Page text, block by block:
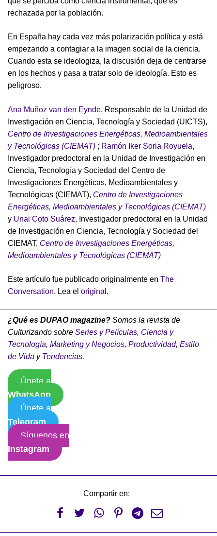
rechazada por la población.
En España hay cada vez más polarización política y está
empezando a contagiar a la imagen social de la ciencia.
Cuando esta se ideologiza, la discusión deja de centrarse
en los hechos y pasa a tratar solo de ideología. Esto es
peligroso.
Ana Muñoz van den Eynde, Responsable de la Unidad de
Investigación en Ciencia, Tecnología y Sociedad (UICTS),
Centro de Investigaciones Energéticas, Medioambientales
y Tecnológicas (CIEMAT) ; Ramón Iker Soria Royuela,
Investigador predoctoral en la Unidad de Investigación en
Ciencia, Tecnología y Sociedad del Centro de
Investigaciones Energéticas, Medioambientales y
Tecnológicas (CIEMAT), Centro de Investigaciones
Energéticas, Medioambientales y Tecnológicas (CIEMAT)
y Unai Coto Suárez, Investigador predoctoral en la Unidad
de Investigación en Ciencia, Tecnología y Sociedad del
CIEMAT, Centro de Investigaciones Energéticas,
Medioambientales y Tecnológicas (CIEMAT)
Este artículo fue publicado originalmente en The
Conversation. Lea el original .
¿Qué es DUPAO magazine? Somos la revista de
Culturizando sobre Series y Películas, Ciencia y
Tecnología, Marketing y Negocios, Productividad, Estilo
de Vida y Tendencias.
Únete a
WhatsApp
Únete a
Telegram
Síguenos en
Instagram
Compartir en:
     